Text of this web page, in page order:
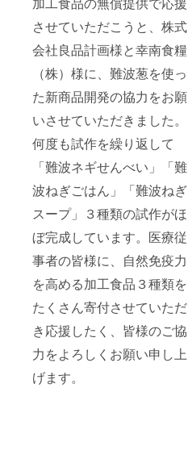
させていただこうと、株式
会社良品計画様と幸南食糧
（株）様に、難波葱を使っ
た新商品開発の協力をお願
いさせていただきました。
何度も試作を繰り返して
「難波ネギせんべい」「難
波ねぎごはん」「難波ねぎ
スープ」３種類の試作がほ
ぼ完成しています。医療従
事者の皆様に、自然免疫力
を高める加工食品３種類を
たくさん寄付させていただ
き応援したく、皆様のご協
力をよろしくお願い申し上
げます。